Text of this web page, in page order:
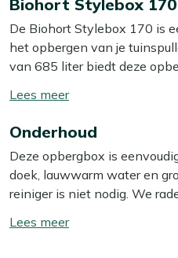
Biohort Stylebox 170
De Biohort Stylebox 170 is
het opbergen van je
van 685 liter biedt deze
De donkergrijs metallic kleur
opbergbox op een vlakke
Dankzij de
hele jaar door veilig en droog.
Eigenschappen
Toon/verberg
meer
Onderhoud
Deze opbergbox is
doek, lauwwarm water en
reiniger is niet nodig. We
kan beschadigen. Dankzij
Toon/verberg